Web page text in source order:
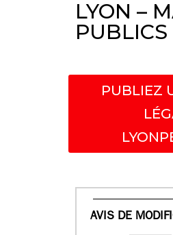
LYON –
PUBLICS
PUBLIEZ
AVIS DE